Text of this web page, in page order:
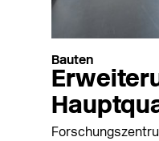
Bauten